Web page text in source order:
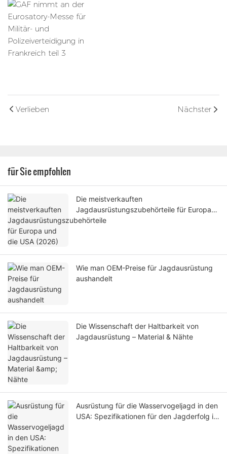
Verlieben Nächster
für Sie empfohlen
Die meistverkauften
Jagdausrüstungszubehörteile für Europa
und die USA (2026)
Wie man OEM-Preise für Jagdausrüstung
aushandelt
Die Wissenschaft der Haltbarkeit von
Jagdausrüstung – Material & Nähte
Ausrüstung für die Wasservogeljagd in den
USA: Spezifikationen für den Jagderfolg in